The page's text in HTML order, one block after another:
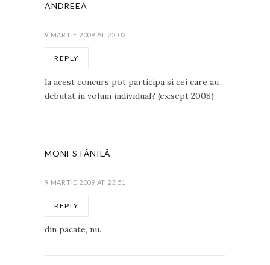
ANDREEA
9 MARTIE 2009 AT 22:02
REPLY
la acest concurs pot participa si cei care au
debutat in volum individual? (ex:sept 2008)
MONI STĂNILĂ
9 MARTIE 2009 AT 23:51
REPLY
din pacate, nu.